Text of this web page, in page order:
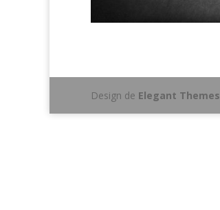
Design de Elegant Themes